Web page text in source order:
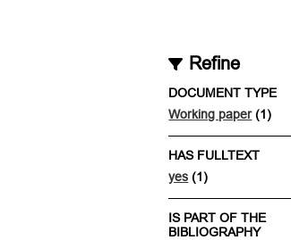
Refine
DOCUMENT TYPE
Working paper(1)
HAS FULLTEXT
yes (1)
IS PART OF THE
BIBLIOGRAPHY